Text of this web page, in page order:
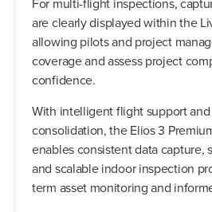
are clearly displayed within the
allowing pilots and project
coverage and assess project
confidence.
With intelligent flight support
consolidation, the Elios 3
enables consistent data capture,
and scalable indoor inspection
term asset monitoring and